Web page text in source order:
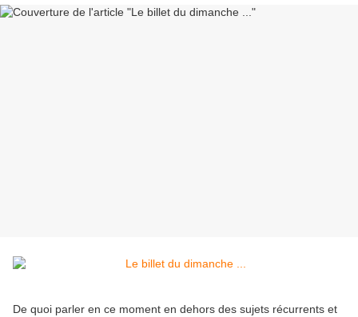
De quoi parler en ce moment en dehors des sujets récurrents et